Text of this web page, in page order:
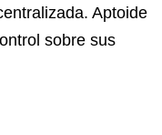
Aptoide
sobre sus